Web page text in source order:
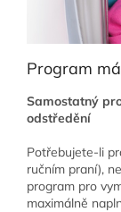
Program
Samostatný
odstředění
Potřebujete-li
ručním praní),
program pro
maximálně